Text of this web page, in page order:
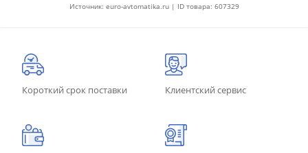
Источник: euro-avtomatika.ru | ID товара: 607329
Короткий срок поставки Клиентский сервис